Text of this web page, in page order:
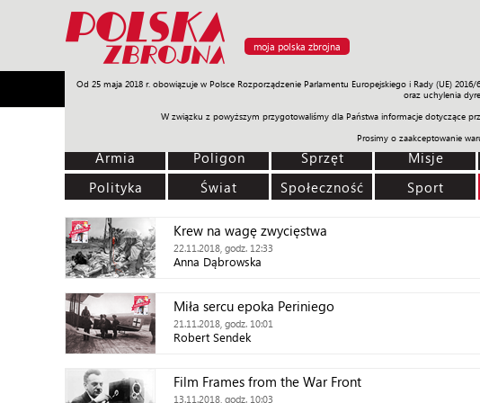
moja polska zbrojna
Od 25 maja 2018 r. obowiązuje w Polsce Rozporządzenie Parlamentu Europejskiego i Rady (UE)
oraz uchylenia
W związku z powyższym przygotowaliśmy dla Państwa informacje dotyczące
Prosimy o zaakceptowanie
Armia Poligon Sprzęt Misje Polityka Prawo Świat
Armia Poligon Sprzęt Misje
Polityka
Świat Społeczność Sport
Krew na wagę zwycięstwa
22.11.2018, godz. 12:33
Anna Dąbrowska
Miła sercu epoka Periniego
21.11.2018, godz. 10:01
Robert Sendek
Film Frames from the War Front
13.11.2018, godz. 10:03